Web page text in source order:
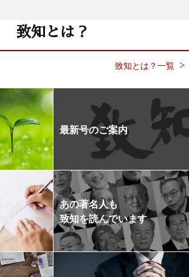
致知とは？
致知とは？一覧
最新号のご案内
あの著名人も
致知を読んでいます